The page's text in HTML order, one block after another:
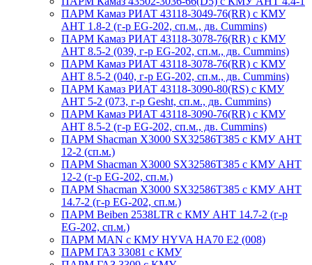
ПАРМ Камаз РИАТ 43118-3049-76(RR) с КМУ
АНТ 1.8-2 (г-р EG-202, сп.м., дв. Cummins)
ПАРМ Камаз РИАТ 43118-3078-76(RR) с КМУ
АНТ 8.5-2 (039, г-р EG-202, сп.м., дв. Cummins)
ПАРМ Камаз РИАТ 43118-3078-76(RR) с КМУ
АНТ 8.5-2 (040, г-р EG-202, сп.м., дв. Cummins)
ПАРМ Камаз РИАТ 43118-3090-80(RS) с КМУ
АНТ 5-2 (073, г-р Gesht, сп.м., дв. Cummins)
ПАРМ Камаз РИАТ 43118-3090-76(RR) с КМУ
АНТ 8.5-2 (г-р EG-202, сп.м., дв. Cummins)
ПАРМ Shacman X3000 SX32586T385 с КМУ АНТ
12-2 (сп.м.)
ПАРМ Shacman X3000 SX32586T385 с КМУ АНТ
12-2 (г-р EG-202, сп.м.)
ПАРМ Shacman X3000 SX32586T385 с КМУ АНТ
14.7-2 (г-р EG-202, сп.м.)
ПАРМ Beiben 2538LTR с КМУ АНТ 14.7-2 (г-р
EG-202, сп.м.)
ПАРМ MAN с КМУ HYVA HA70 E2 (008)
ПАРМ ГАЗ 33081 с КМУ